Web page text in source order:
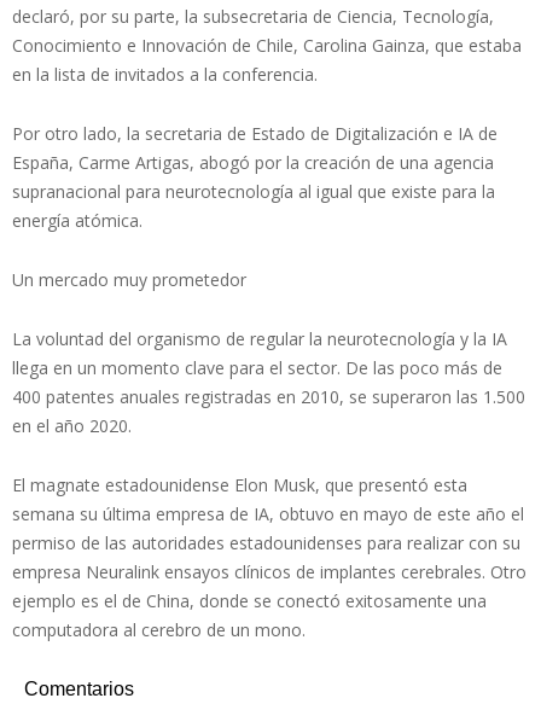
declaró, por su parte, la subsecretaria de Ciencia, Tecnología,
Conocimiento e Innovación de Chile, Carolina Gainza, que estaba
en la lista de invitados a la conferencia.
Por otro lado, la secretaria de Estado de Digitalización e IA de
España, Carme Artigas, abogó por la creación de una agencia
supranacional para neurotecnología al igual que existe para la
energía atómica.
Un mercado muy prometedor
La voluntad del organismo de regular la neurotecnología y la IA
llega en un momento clave para el sector. De las poco más de
400 patentes anuales registradas en 2010, se superaron las 1.500
en el año 2020.
El magnate estadounidense Elon Musk, que presentó esta
semana su última empresa de IA, obtuvo en mayo de este año el
permiso de las autoridades estadounidenses para realizar con su
empresa Neuralink ensayos clínicos de implantes cerebrales. Otro
ejemplo es el de China, donde se conectó exitosamente una
computadora al cerebro de un mono.
Comentarios